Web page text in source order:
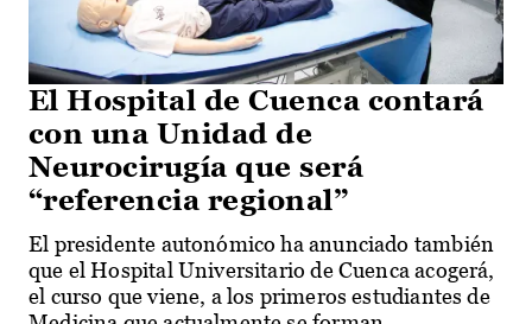
El Hospital de Cuenca contará
con una Unidad de
Neurocirugía que será
“referencia regional”
El presidente autonómico ha anunciado también
que el Hospital Universitario de Cuenca acogerá,
el curso que viene, a los primeros estudiantes de